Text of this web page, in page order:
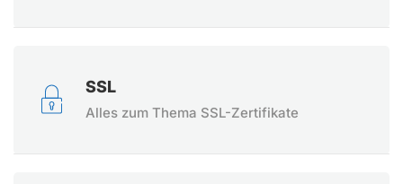
SSL
Alles zum Thema SSL-Zertifikate